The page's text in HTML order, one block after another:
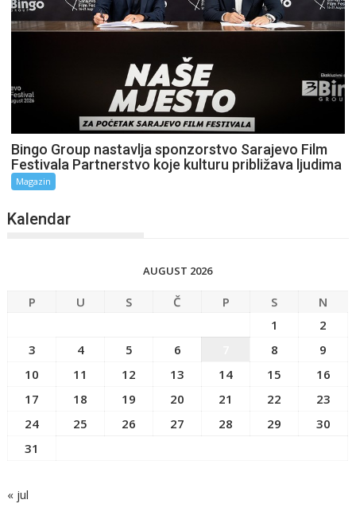
Bingo Group nastavlja sponzorstvo Sarajevo Film
Festivala Partnerstvo koje kulturu približava ljudima
Magazin
Kalendar
AUGUST 2026
P U S Č P S
N
1
2
3
4 5 6 8
9
10
11 12 13 14 15
16
17
18 19 20 21 22
23
24
25 26 27 28 29
30
31
« jul